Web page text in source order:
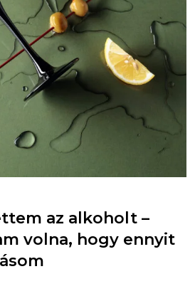
az alkoholt –
volna, hogy ennyit